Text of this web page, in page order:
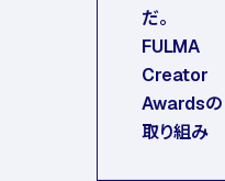
だ。
FULMA
Creator
Awardsの
取り組み